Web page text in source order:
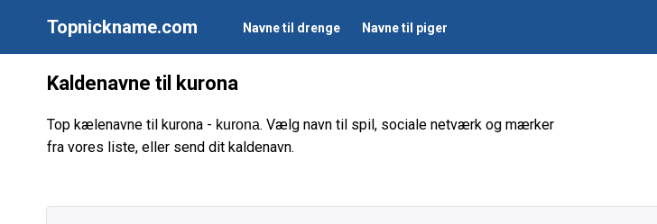
Topnickname.com Navne til drenge Navne til piger
Kaldenavne til kurona
Top kælenavne til kurona - kurona. Vælg navn til spil, sociale netværk og mærker
fra vores liste, eller send dit kaldenavn.